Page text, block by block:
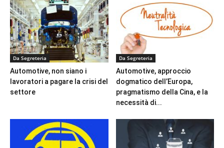
Da Segreteria
Automotive, non siano i
lavoratori a pagare la crisi del
settore
Da Segreteria
Automotive, approccio
dogmatico dell’Europa,
pragmatismo della Cina, e la
necessità di...